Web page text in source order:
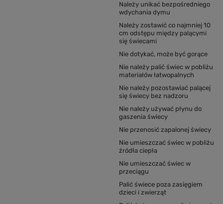
Należy unikać bezpośredniego
wdychania dymu
Należy zostawić co najmniej 10
cm odstępu między palącymi
się świecami
Nie dotykać, może być gorące
Nie należy palić świec w pobliżu
materiałów łatwopalnych
Nie należy pozostawiać palącej
się świecy bez nadzoru
Nie należy używać płynu do
gaszenia świecy
Nie przenosić zapalonej świecy
Nie umieszczać świec w pobliżu
źródła ciepła
Nie umieszczać świec w
przeciągu
Palić świece poza zasięgiem
dzieci i zwierząt